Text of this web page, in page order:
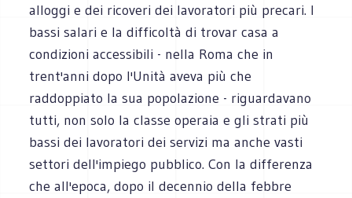
alloggi e dei ricoveri dei lavoratori più precari. I
bassi salari e la difficoltà di trovar casa a
condizioni accessibili - nella Roma che in
trent'anni dopo l'Unità aveva più che
raddoppiato la sua popolazione - riguardavano
tutti, non solo la classe operaia e gli strati più
bassi dei lavoratori dei servizi ma anche vasti
settori dell'impiego pubblico. Con la differenza
che all'epoca, dopo il decennio della febbre